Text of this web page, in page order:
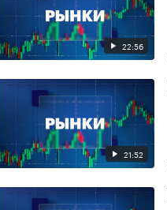
22:56
21:52